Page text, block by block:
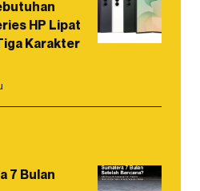
HP Lipat
Karakter
7 Bulan